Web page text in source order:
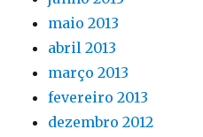
maio 2013
abril 2013
março 2013
fevereiro 2013
dezembro 2012